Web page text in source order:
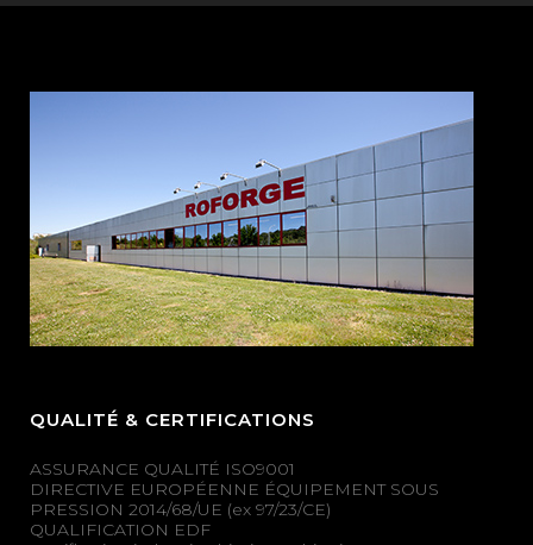
QUALITÉ & CERTIFICATIONS
ASSURANCE QUALITÉ ISO9001
DIRECTIVE EUROPÉENNE ÉQUIPEMENT SOUS
PRESSION 2014/68/UE (ex 97/23/CE)
QUALIFICATION EDF